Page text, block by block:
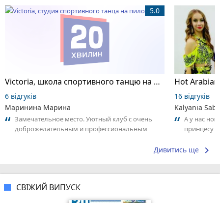
Victoria, школа спортивного танцю на пілоні
5.0
6 відгуків
Маринина Марина
Замечательное место. Уютный клуб с очень
доброжелательным и профессиональным
16 відгуків
Kalyania
А у нас
принцесу
Дивитись ще keyboard_arrow_right
СВІЖИЙ ВИПУСК